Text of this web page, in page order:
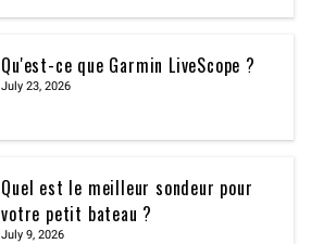
Qu'est-ce que Garmin LiveScope ?
July 23, 2026
Quel est le meilleur sondeur pour
votre petit bateau ?
July 9, 2026